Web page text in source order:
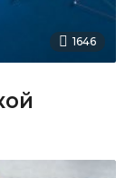
1646